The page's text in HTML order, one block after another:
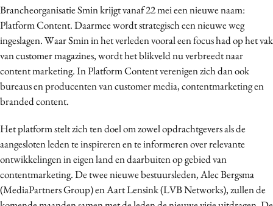
Topics
Artificial Intelligence
Bureaus
Campagnes
Carriere
Contentmarketing
Craft
Customer Experience
Data & Insights
Design
Brancheorganisatie Smin krijgt vanaf 22 mei een nieuwe naam:
Platform Content. Daarmee wordt strategisch een nieuwe weg
ingeslagen. Waar Smin in het verleden vooral een focus had op het vak
van customer magazines, wordt het blikveld nu verbreedt naar
content marketing. In Platform Content verenigen zich dan ook
bureaus en producenten van customer media, contentmarketing en
branded content.
Het platform stelt zich ten doel om zowel opdrachtgevers als de
aangesloten leden te inspireren en te informeren over relevante
ontwikkelingen in eigen land en daarbuiten op gebied van
contentmarketing. De twee nieuwe bestuursleden, Alec Bergsma
(MediaPartners Group) en Aart Lensink (LVB Networks), zullen de